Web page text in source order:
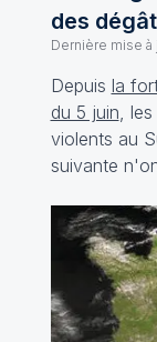
des
Dernière mise à
Depuis la
du 5 juin,
violents au
suivante